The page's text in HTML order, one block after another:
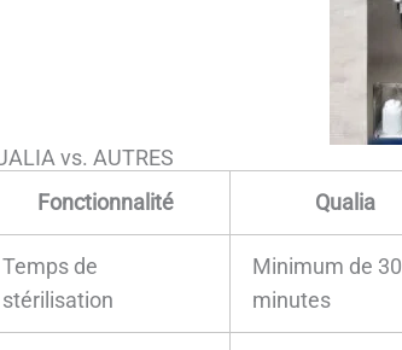
vs. AUTRES
Fonctionnalité
Qualia
Temps de
stérilisation
Minimum de 30
minutes